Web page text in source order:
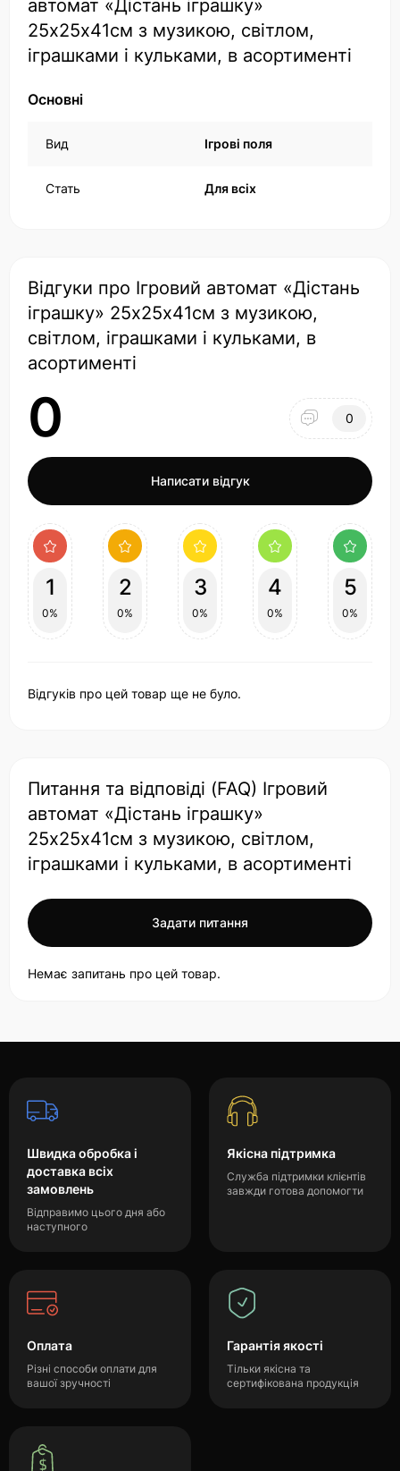
автомат «Дістань іграшку»
25х25х41см з музикою, світлом,
іграшками і кульками, в асортименті
Основні
Вид Ігрові поля
Стать Для всіх
Відгуки про Ігровий автомат «Дістань
іграшку» 25х25х41см з музикою,
світлом, іграшками і кульками, в
асортименті
0 0
Написати відгук
1
0%
2
0%
3
0%
4
0%
5
0%
Відгуків про цей товар ще не було.
Питання та відповіді (FAQ) Ігровий
автомат «Дістань іграшку»
25х25х41см з музикою, світлом,
іграшками і кульками, в асортименті
Задати питання
Немає запитань про цей товар.
Швидка обробка і
доставка всіх
замовлень
Відправимо цього дня або
наступного
Якісна підтримка
Служба підтримки клієнтів
завжди готова допомогти
Оплата
Різні способи оплати для
вашої зручності
Гарантія якості
Тільки якісна та
сертифікована продукція